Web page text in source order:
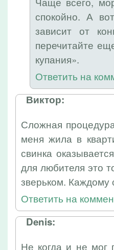
спокойно. А
зависит от
перечитайте
купания».
Ответить на
Виктор:
Сложная
меня жила в
свинка
для любителя это
зверьком. Каждому
Ответить на
Denis:
Не когда и не мог